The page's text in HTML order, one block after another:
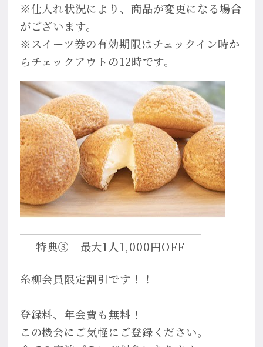
※仕入れ状況により、商品が変更になる場合
がございます。
※スイーツ券の有効期限はチェックイン時か
らチェックアウトの12時です。
特典③ 最大1人1,000円OFF
糸柳会員限定割引です！！
登録料、年会費も無料！
この機会にご気軽にご登録ください。